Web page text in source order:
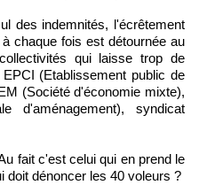
des indemnités, l'écrêtement
chaque fois est détournée au
qui laisse trop de
(Etablissement public de
(Société d'économie mixte),
d'aménagement), syndicat
fait c'est celui qui en prend le
doit dénoncer les 40 voleurs ?